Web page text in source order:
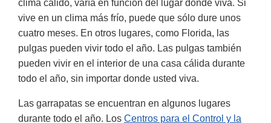
clima cálido, varía en función del lugar donde viva. Si
vive en un clima más frío, puede que sólo dure unos
cuatro meses. En otros lugares, como Florida, las
pulgas pueden vivir todo el año. Las pulgas también
pueden vivir en el interior de una casa cálida durante
todo el año, sin importar donde usted viva.
Las garrapatas se encuentran en algunos lugares
durante todo el año. Los Centros para el Control y la